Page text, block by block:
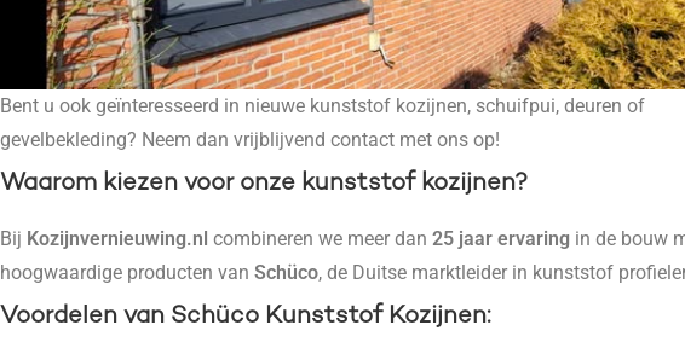
Bent u ook geïnteresseerd in nieuwe kunststof kozijnen, schuifpui, deuren of
gevelbekleding? Neem dan vrijblijvend contact met ons op!
Waarom kiezen voor onze kunststof kozijnen?
Bij Kozijnvernieuwing.nl combineren we meer dan 25 jaar ervaring in de bouw
hoogwaardige producten van Schüco, de Duitse marktleider in kunststof
Voordelen van Schüco Kunststof Kozijnen: